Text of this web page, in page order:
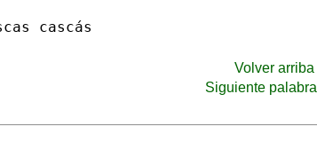
cascás
Volver arriba
Siguiente palabra